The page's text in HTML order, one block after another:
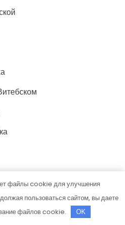
гостиничный
файлы cookie для улучшения
пользоваться сайтом, вы даете
файлов cookie.
OK